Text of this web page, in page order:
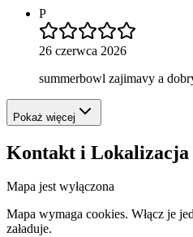
P
26 czerwca 2026
summerbowl zajimavy a
Pokaż więcej
Kontakt i Lokalizacja
Mapa jest wyłączona
Mapa wymaga cookies. Włącz je
załaduje.